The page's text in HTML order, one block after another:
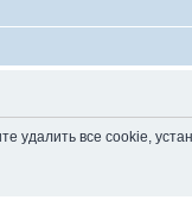
удалить все cookie,